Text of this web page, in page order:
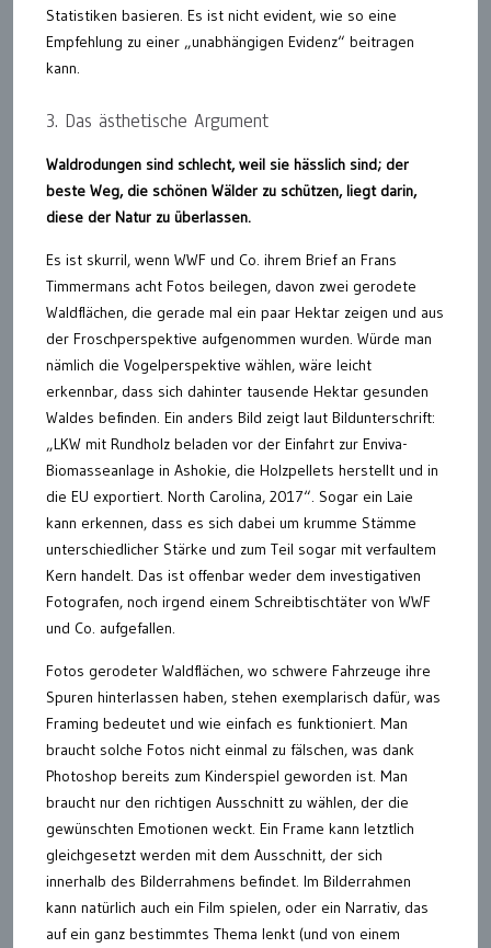
Statistiken basieren. Es ist nicht evident, wie so eine
Empfehlung zu einer „unabhängigen Evidenz“ beitragen
kann.
3. Das ästhetische Argument
Waldrodungen sind schlecht, weil sie hässlich sind; der
beste Weg, die schönen Wälder zu schützen, liegt darin,
diese der Natur zu überlassen.
Es ist skurril, wenn WWF und Co. ihrem Brief an Frans
Timmermans acht Fotos beilegen, davon zwei gerodete
Waldflächen, die gerade mal ein paar Hektar zeigen und aus
der Froschperspektive aufgenommen wurden. Würde man
nämlich die Vogelperspektive wählen, wäre leicht
erkennbar, dass sich dahinter tausende Hektar gesunden
Waldes befinden. Ein anders Bild zeigt laut Bildunterschrift:
„LKW mit Rundholz beladen vor der Einfahrt zur Enviva-
Biomasseanlage in Ashokie, die Holzpellets herstellt und in
die EU exportiert. North Carolina, 2017“. Sogar ein Laie
kann erkennen, dass es sich dabei um krumme Stämme
unterschiedlicher Stärke und zum Teil sogar mit verfaultem
Kern handelt. Das ist offenbar weder dem investigativen
Fotografen, noch irgend einem Schreibtischtäter von WWF
und Co. aufgefallen.
Fotos gerodeter Waldflächen, wo schwere Fahrzeuge ihre
Spuren hinterlassen haben, stehen exemplarisch dafür, was
Framing bedeutet und wie einfach es funktioniert. Man
braucht solche Fotos nicht einmal zu fälschen, was dank
Photoshop bereits zum Kinderspiel geworden ist. Man
braucht nur den richtigen Ausschnitt zu wählen, der die
gewünschten Emotionen weckt. Ein Frame kann letztlich
gleichgesetzt werden mit dem Ausschnitt, der sich
innerhalb des Bilderrahmens befindet. Im Bilderrahmen
kann natürlich auch ein Film spielen, oder ein Narrativ, das
auf ein ganz bestimmtes Thema lenkt (und von einem